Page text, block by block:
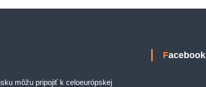
môžu pripojiť k celoeurópskej
Facebook